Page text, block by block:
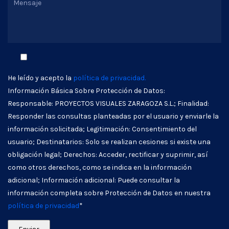
He leído y acepto la política de privacidad.
Información Básica Sobre Protección de Datos:
Responsable: PROYECTOS VISUALES ZARAGOZA S.L.; Finalidad:
Responder las consultas planteadas por el usuario y enviarle la
información solicitada; Legitimación: Consentimiento del
usuario; Destinatarios: Solo se realizan cesiones si existe una
obligación legal; Derechos: Acceder, rectificar y suprimir, así
como otros derechos, como se indica en la información
adicional; Información adicional: Puede consultar la
información completa sobre Protección de Datos en nuestra
política de privacidad*